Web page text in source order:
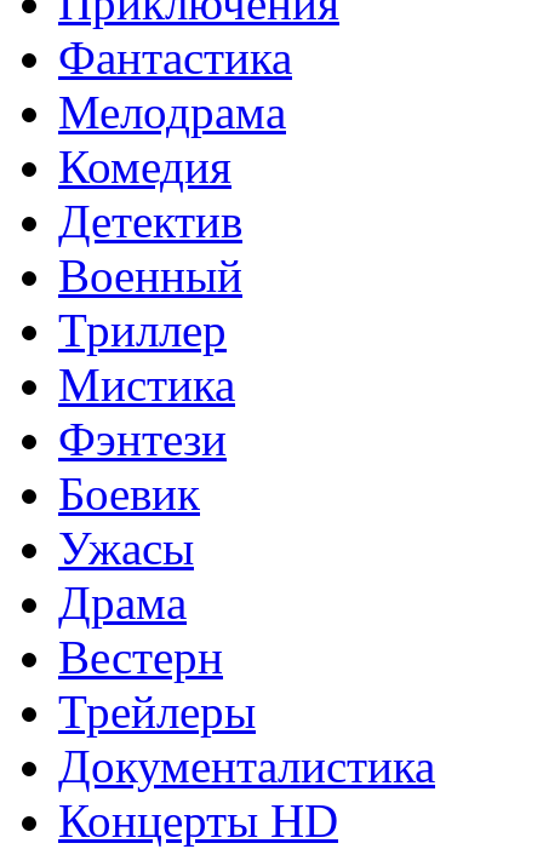
Фантастика
Мелодрама
Комедия
Детектив
Военный
Триллер
Мистика
Фэнтези
Боевик
Ужасы
Драма
Вестерн
Трейлеры
Документалистика
Концерты HD